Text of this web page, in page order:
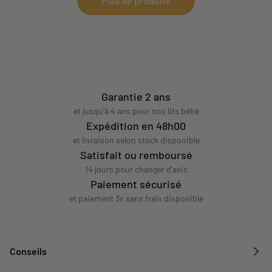
Garantie 2 ans
et jusqu'à 4 ans pour nos lits bébé
Expédition en 48h00
et livraison selon stock disponible
Satisfait ou remboursé
14 jours pour changer d'avis
Paiement sécurisé
et paiement 3x sans frais disponible
Conseils